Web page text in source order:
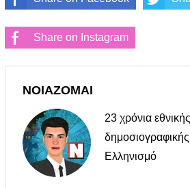
Share on Instagram
ΝΟΙΑΖΟΜΑΙ
23 χρόνια
Ελληνισμό